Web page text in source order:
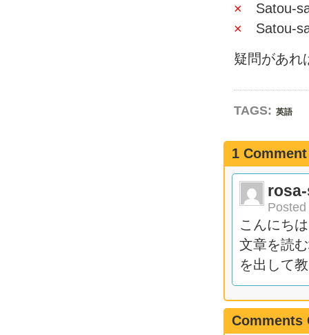
× Satou-
× Satou-
疑問があれ
TAGS: 英語
1 Comment
Posted
こんにち
文章を読
を出して
Comments